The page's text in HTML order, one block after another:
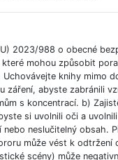
2023/988 o obecné
mohou způsobit
knihy mimo
záření, abyste zabránili
s koncentrací. b)
si uvolnili oči a
neslučitelný obsah.
může vést k odtržení
scény) může